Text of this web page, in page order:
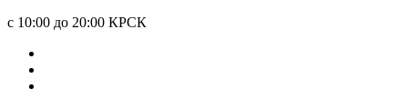
c 10:00 до 20:00 КРСК